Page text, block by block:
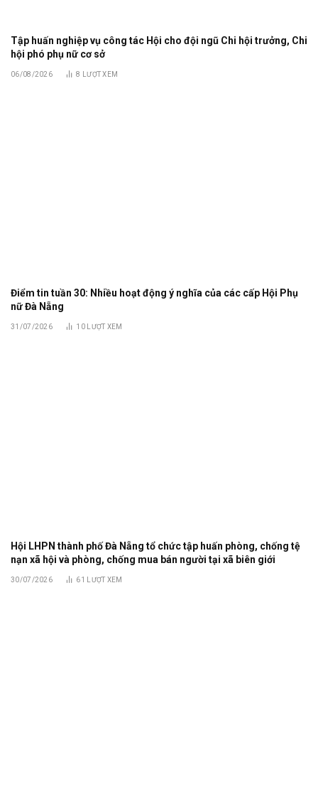
Tập huấn nghiệp vụ công tác Hội cho đội ngũ Chi hội trưởng, Chi
hội phó phụ nữ cơ sở
06/08/2026 8 LƯỢT XEM
Điểm tin tuần 30: Nhiều hoạt động ý nghĩa của các cấp Hội Phụ
nữ Đà Nẵng
31/07/2026 10 LƯỢT XEM
Hội LHPN thành phố Đà Nẵng tổ chức tập huấn phòng, chống tệ
nạn xã hội và phòng, chống mua bán người tại xã biên giới
30/07/2026 61 LƯỢT XEM